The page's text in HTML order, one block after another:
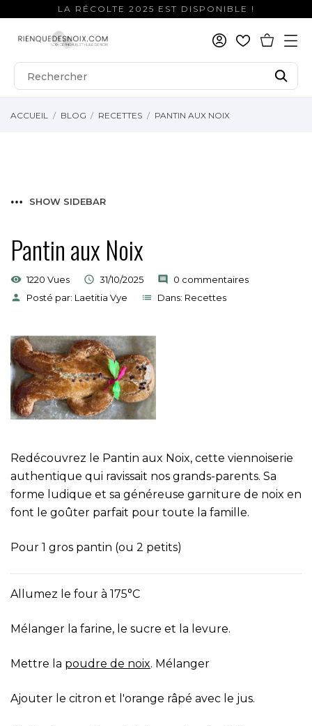
LA RÉCOLTE 2025 EST DISPONIBLE !
ACCUEIL BLOG RECETTES PANTIN AUX NOIX
SHOW SIDEBAR
Pantin aux Noix
visibility 1220 Vues  31/10/2025 comment
0 commentaires
person
Posté par: Laetitia Vye list Dans: Recettes
Redécouvrez le Pantin aux Noix, cette viennoiserie
authentique qui ravissait nos grands-parents. Sa
forme ludique et sa généreuse garniture de noix en
font le goûter parfait pour toute la famille.
Pour 1 gros pantin (ou 2 petits)
Allumez le four à 175°C
Mélanger la farine, le sucre et la levure.
Mettre la poudre de noix. Mélanger
Ajouter le citron et l'orange râpé avec le jus.